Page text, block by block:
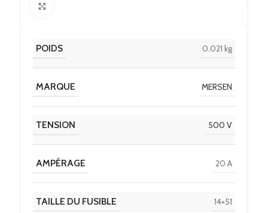
POIDS 0.021 kg
MARQUE MERSEN
TENSION 500 V
AMPÉRAGE 20 A
TAILLE DU FUSIBLE 14×51